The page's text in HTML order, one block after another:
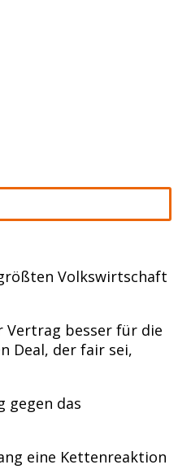
Volkswirtschaft
Vertrag besser für die
Deal, der fair sei,
gegen das
eine Kettenreaktion